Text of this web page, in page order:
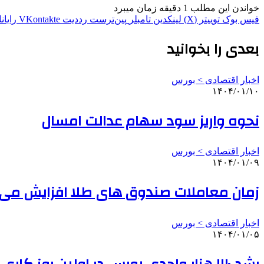
خواندن این مطلب 1 دقیقه زمان میبرد
فیس بوک توییتر (X) لینکدین ‫تامبلر ‫پین‌ترست ‫رددیت ‫VKontakte
بعدی را بخوانید
اخبار اقتصادی > بورس
۱۴۰۴/۰۱/۱۰
نحوه واریز سود سهام عدالت امسال
اخبار اقتصادی > بورس
۱۴۰۴/۰۱/۰۹
زمان معاملات صندوق های طلا افزایش می
اخبار اقتصادی > بورس
۱۴۰۴/۰۱/۰۵